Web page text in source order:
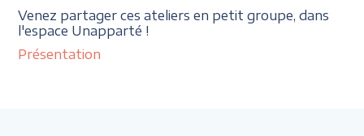
Venez partager ces ateliers en petit groupe, dans
l'espace Unapparté !
Présentation